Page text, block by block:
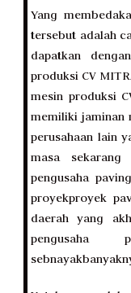
Yang
tersebut adalah
dapatkan
produksi CV
mesin produksi
memiliki jaminan
perusahaan lain
masa
pengusaha
proyekproyek
daerah yang
pengusaha